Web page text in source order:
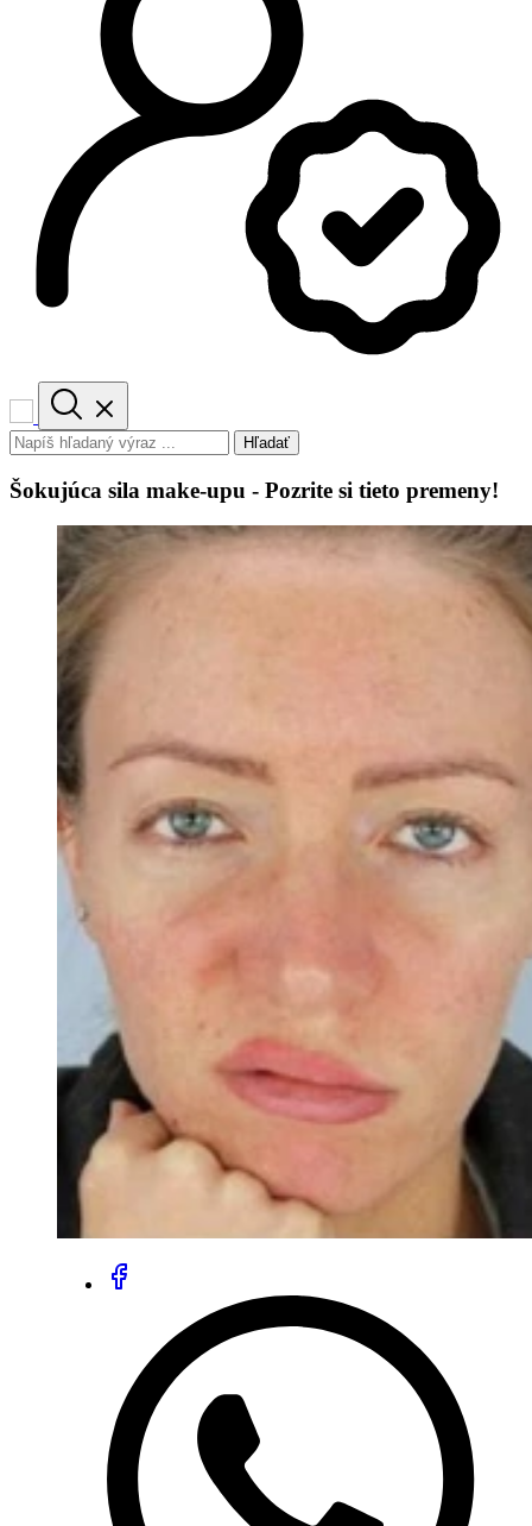
Hľadať
Šokujúca sila make-upu - Pozrite si tieto premeny!